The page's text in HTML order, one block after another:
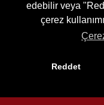
edebilir veya
çerez
Reddet
© @ 2016. Her Hakkı